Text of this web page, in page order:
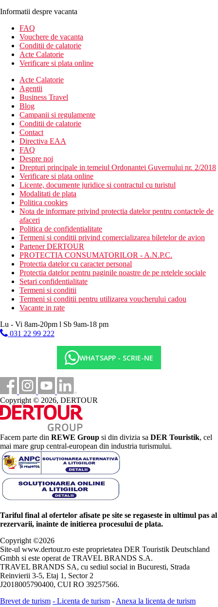
Informatii despre vacanta
FAQ
Vouchere de vacanta
Conditii de calatorie
Acte Calatorie
Verificare si plata online
Acte Calatorie
Agentii
Business Travel
Blog
Campanii si regulamente
Conditii de calatorie
Contact
Directiva EAA
FAQ
Despre noi
Drepturi principale in temeiul Ordonantei Guvernului nr. 2/2018
Verificare si plata online
Licente, documente juridice si contractul cu turistul
Modalitati de plata
Politica cookies
Nota de informare privind protectia datelor pentru contactele de
afaceri
Politica de confidentialitate
Termeni si conditii privind comercializarea biletelor de avion
Partener DERTOUR
PROTECTIA CONSUMATORILOR - A.N.P.C.
Protectia datelor cu caracter personal
Protectia datelor pentru paginile noastre de pe retelele sociale
Setari confidentialitate
Termeni si conditii
Termeni si conditii pentru utilizarea voucherului cadou
Vacante in rate
Lu - Vi 8am-20pm l Sb 9am-18 pm
031 22 99 222
WHATSAPP - SCRIE-NE
Copyright © 2026, DERTOUR
Facem parte din REWE Group si din divizia sa DER Touristik, cel
mai mare grup central-european din industria turismului.
Tariful final al ofertelor afisate pe site se regaseste in ultimul pas al
rezervarii, inainte de initierea procesului de plata.
Copyright ©2026
Site-ul www.dertour.ro este proprietatea DER Touristik Deutschland
Gmbh si este operat de TRAVEL BRANDS S.A.
TRAVEL BRANDS SA, cu sediul social in Bucuresti, Strada
Reinvierii 3-5, Etaj 1, Sector 2
J2018005790400, CUI RO 39257566.
Brevet de turism - Licenta de turism - Anexa la licenta de turism